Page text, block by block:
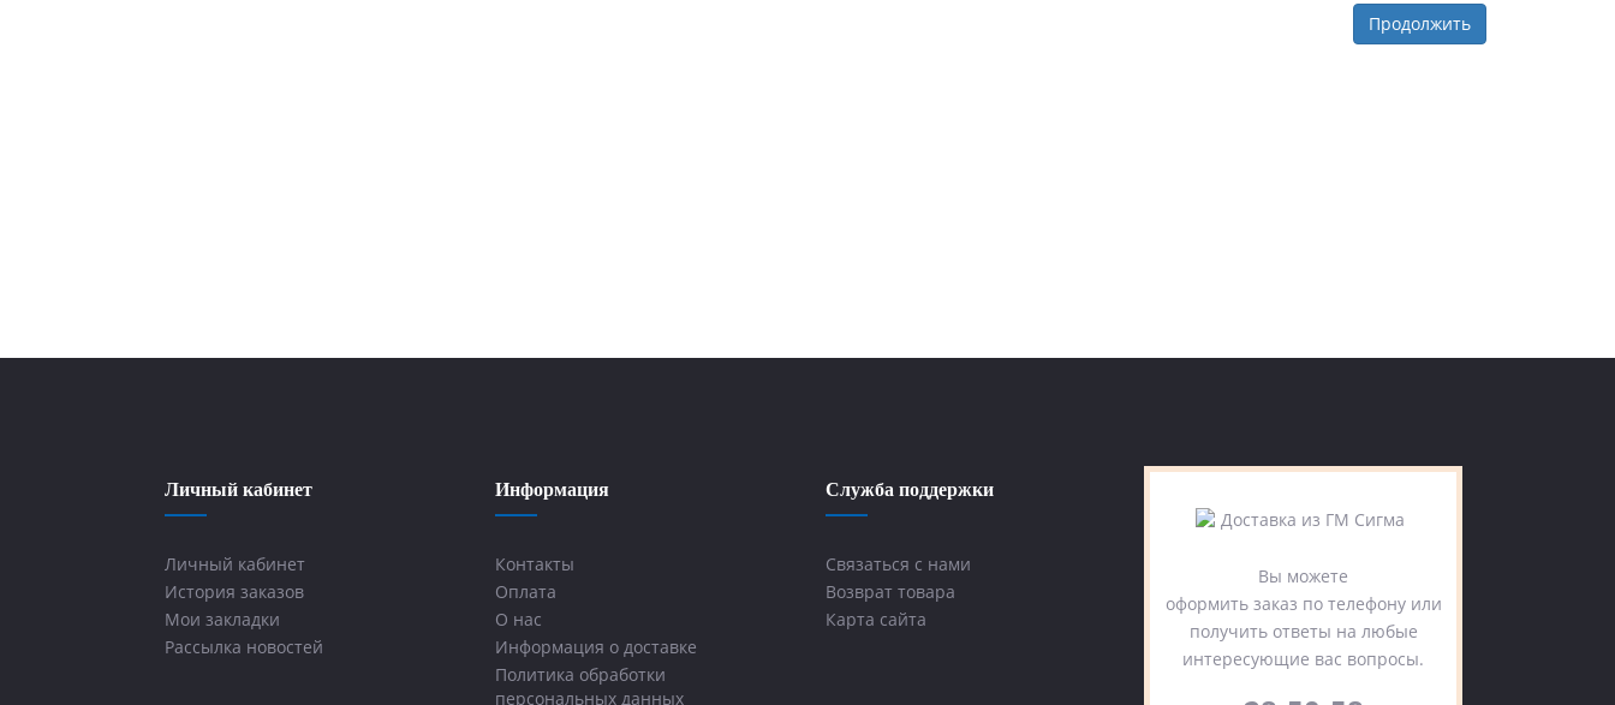
Продолжить
Личный кабинет
Личный кабинет
История заказов
Мои закладки
Рассылка новостей
Информация
Контакты
Оплата
О нас
Информация о доставке
Политика обработки
персональных данных
Служба поддержки
Связаться с нами
Возврат товара
Карта сайта
Вы можете
оформить заказ по телефону или
получить ответы на любые
интересующие вас вопросы.